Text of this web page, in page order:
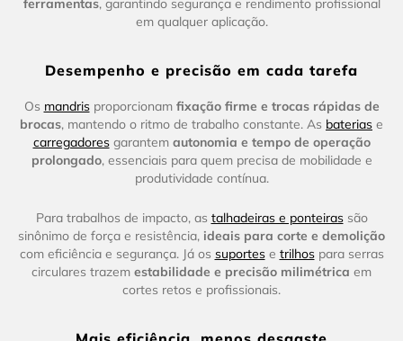
ferramentas, garantindo segurança e rendimento profissional
em qualquer aplicação.
Desempenho e precisão em cada tarefa
Os mandrisproporcionam fixação firme e trocas rápidas de
brocas, mantendo o ritmo de trabalho constante. As baterias e
carregadoresgarantem autonomia e tempo de operação
prolongado, essenciais para quem precisa de mobilidade e
produtividade contínua.
Para trabalhos de impacto, as talhadeiras e ponteirassão
sinônimo de força e resistência, ideais para corte e demolição
com eficiência e segurança. Já os suportese trilhospara serras
circulares trazem estabilidade e precisão milimétrica em
cortes retos e profissionais.